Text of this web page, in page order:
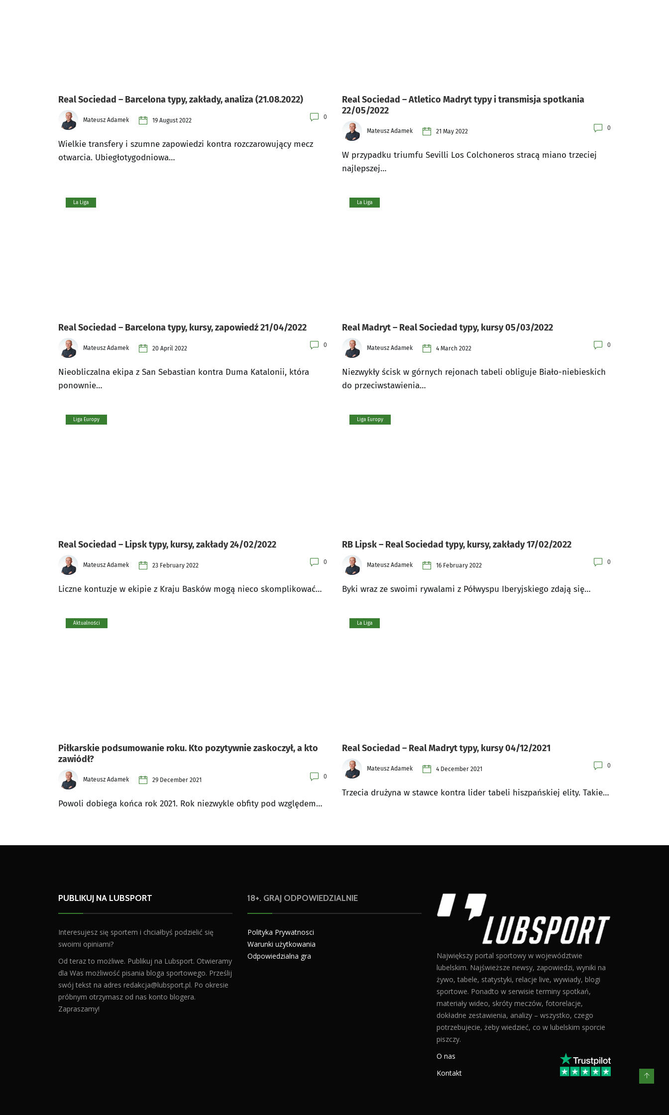
Real Sociedad – Barcelona typy, zakłady, analiza (21.08.2022)
Mateusz Adamek 19 August 2022 0
Wielkie transfery i szumne zapowiedzi kontra rozczarowujący mecz
otwarcia. Ubiegłotygodniowa…
Real Sociedad – Atletico Madryt typy i transmisja spotkania
22/05/2022
Mateusz Adamek 21 May 2022 0
W przypadku triumfu Sevilli Los Colchoneros stracą miano trzeciej
najlepszej…
La Liga
Real Sociedad – Barcelona typy, kursy, zapowiedź 21/04/2022
Mateusz Adamek 20 April 2022 0
Nieobliczalna ekipa z San Sebastian kontra Duma Katalonii, która
ponownie…
La Liga
Real Madryt – Real Sociedad typy, kursy 05/03/2022
Mateusz Adamek 4 March 2022 0
Niezwykły ścisk w górnych rejonach tabeli obliguje Biało-niebieskich
do przeciwstawienia…
Liga Europy
Real Sociedad – Lipsk typy, kursy, zakłady 24/02/2022
Mateusz Adamek 23 February 2022 0
Liczne kontuzje w ekipie z Kraju Basków mogą nieco skomplikować…
Liga Europy
RB Lipsk – Real Sociedad typy, kursy, zakłady 17/02/2022
Mateusz Adamek 16 February 2022 0
Byki wraz ze swoimi rywalami z Półwyspu Iberyjskiego zdają się…
Aktualności
Piłkarskie podsumowanie roku. Kto pozytywnie zaskoczył, a kto
zawiódł?
Mateusz Adamek 29 December 2021 0
Powoli dobiega końca rok 2021. Rok niezwykle obfity pod względem…
La Liga
Real Sociedad – Real Madryt typy, kursy 04/12/2021
Mateusz Adamek 4 December 2021 0
Trzecia drużyna w stawce kontra lider tabeli hiszpańskiej elity. Takie…
PUBLIKUJ NA LUBSPORT
Interesujesz się sportem i chciałbyś podzielić się
swoimi opiniami?
Od teraz to możliwe. Publikuj na Lubsport. Otwieramy
dla Was możliwość pisania bloga sportowego. Prześlij
swój tekst na adres redakcja@lubsport.pl. Po okresie
próbnym otrzymasz od nas konto blogera.
Zapraszamy!
18+. GRAJ ODPOWIEDZIALNIE
Polityka Prywatnosci
Warunki użytkowania
Odpowiedzialna gra
Największy portal sportowy w województwie
lubelskim. Najświeższe newsy, zapowiedzi, wyniki na
żywo, tabele, statystyki, relacje live, wywiady, blogi
sportowe. Ponadto w serwisie terminy spotkań,
materiały wideo, skróty meczów, fotorelacje,
dokładne zestawienia, analizy – wszystko, czego
potrzebujecie, żeby wiedzieć, co w lubelskim sporcie
piszczy.
O nas
Kontakt